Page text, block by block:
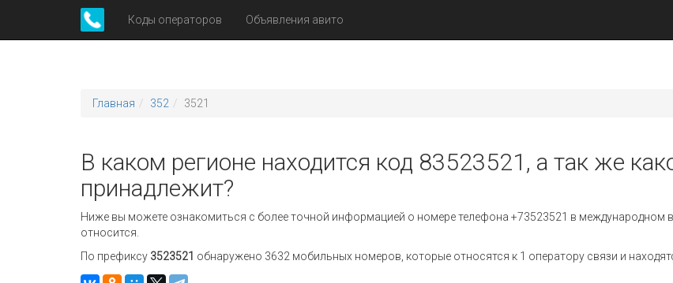
Коды операторов Объявления авито
Главная 352 3521
В каком регионе находится код 83523521, а так же
принадлежит?
Ниже вы можете ознакомиться с более точной информацией о номере телефона +73523521 в международном
относится.
По префиксу 3523521 обнаружено 3632 мобильных номеров, которые относятся к 1 оператору связи и